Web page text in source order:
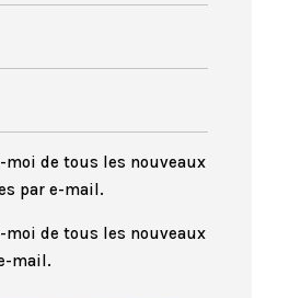
moi de tous les nouveaux
par e-mail.
moi de tous les nouveaux
mail.